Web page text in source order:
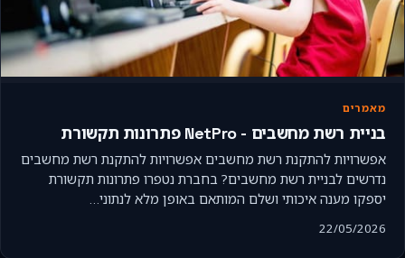
מאמרים
בניית רשת מחשבים - NetPro פתרונות תקשורת
אפשרויות להתקנת רשת מחשבים אפשרויות להתקנת רשת מחשבים
נדרשים לבניית רשת מחשבים? בחברת נטפרו פתרונות תקשורת
יספקו מענה איכותי ושלם המותאם באופן מלא לנתוני…
22/05/2026